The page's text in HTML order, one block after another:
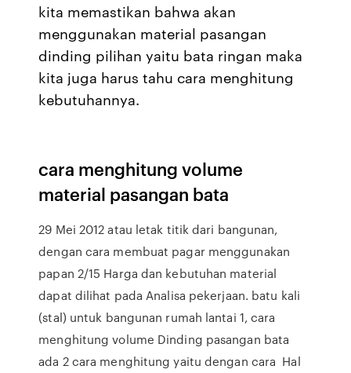
kita memastikan bahwa akan
menggunakan material pasangan
dinding pilihan yaitu bata ringan maka
kita juga harus tahu cara menghitung
kebutuhannya.
cara menghitung volume
material pasangan bata
29 Mei 2012 atau letak titik dari bangunan,
dengan cara membuat pagar menggunakan
papan 2/15 Harga dan kebutuhan material
dapat dilihat pada Analisa pekerjaan. batu kali
(stal) untuk bangunan rumah lantai 1, cara
menghitung volume Dinding pasangan bata
ada 2 cara menghitung yaitu dengan cara Hal